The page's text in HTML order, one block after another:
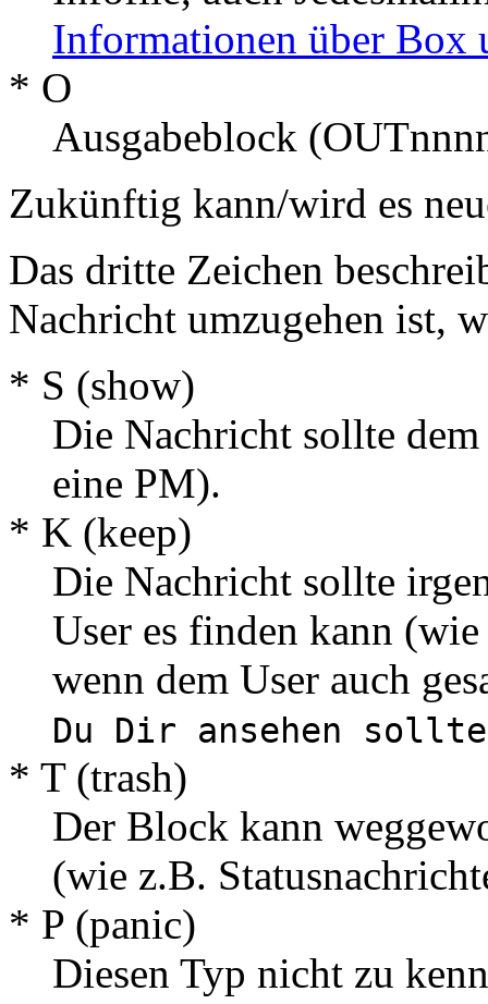
Informationen über Box
* O
Ausgabeblock
Zukünftig kann/wird es
Das dritte Zeichen
Nachricht umzugehen ist,
* S (show)
Die Nachricht sollte
eine PM).
* K (keep)
Die Nachricht sollte
User es finden kann
wenn dem User auch
Du Dir ansehen
* T (trash)
Der Block kann
(wie z.B.
* P (panic)
Diesen Typ nicht zu